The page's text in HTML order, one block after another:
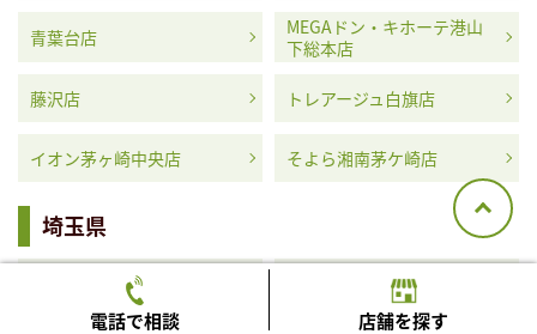
青葉台店
MEGAドン・キホーテ港山
下総本店
藤沢店 トレアージュ白旗店
イオン茅ヶ崎中央店 そよら湘南茅ケ崎店
埼玉県
ふじみ野西口駅前店
電話で相談 店舗を探す